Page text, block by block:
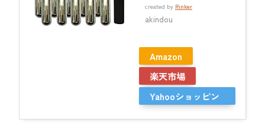
created by Rinker
akindou
Amazon
楽天市場
Yahooショッピン